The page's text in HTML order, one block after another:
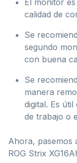
calidad de
Se
segundo
con buena
Se
manera
digital. Es
de trabajo o
Ahora, pasemos
ROG Strix